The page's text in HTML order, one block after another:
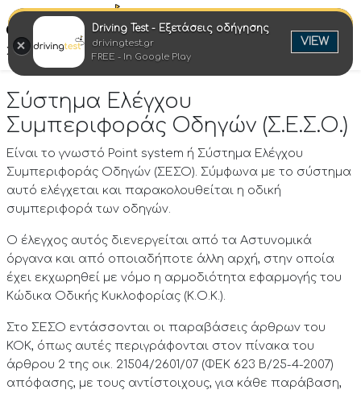
Στροφή στην επιτυχία
Σύστημα Ελέγχου
Συμπεριφοράς Οδηγών (Σ.Ε.Σ.Ο.)
Είναι το γνωστό Point system ή Σύστημα Ελέγχου
Συμπεριφοράς Οδηγών (ΣΕΣΟ). Σύμφωνα με το σύστημα
αυτό ελέγχεται και παρακολουθείται η οδική
συμπεριφορά των οδηγών.
Ο έλεγχος αυτός διενεργείται από τα Αστυνομικά
όργανα και από οποιαδήποτε άλλη αρχή, στην οποία
έχει εκχωρηθεί με νόμο η αρμοδιότητα εφαρμογής του
Κώδικα Οδικής Κυκλοφορίας (Κ.Ο.Κ.).
Στο ΣΕΣΟ εντάσσονται οι παραβάσεις άρθρων του
ΚΟΚ, όπως αυτές περιγράφονται στον πίνακα του
άρθρου 2 της οικ. 21504/2601/07 (ΦΕΚ 623 Β/25-4-2007)
απόφασης, με τους αντίστοιχους, για κάθε παράβαση,
Driving Test - Εξετάσεις οδήγησης
drivingtest.gr
FREE - In Google Play
VIEW